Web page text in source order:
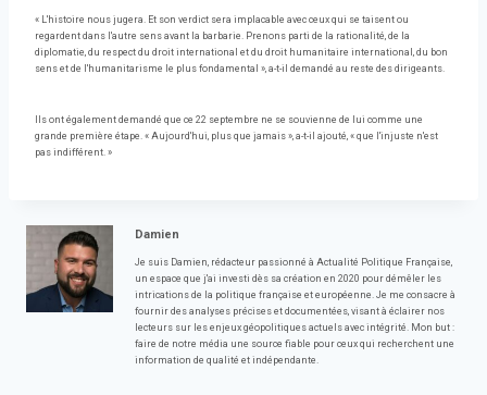
« L'histoire nous jugera. Et son verdict sera implacable avec ceux qui se taisent ou
regardent dans l'autre sens avant la barbarie. Prenons parti de la rationalité, de la
diplomatie, du respect du droit international et du droit humanitaire international, du bon
sens et de l'humanitarisme le plus fondamental », a-t-il demandé au reste des dirigeants.
Ils ont également demandé que ce 22 septembre ne se souvienne de lui comme une
grande première étape. « Aujourd'hui, plus que jamais », a-t-il ajouté, « que l'injuste n'est
pas indifférent. »
Damien
Je suis Damien, rédacteur passionné à Actualité Politique Française,
un espace que j'ai investi dès sa création en 2020 pour démêler les
intrications de la politique française et européenne. Je me consacre à
fournir des analyses précises et documentées, visant à éclairer nos
lecteurs sur les enjeux géopolitiques actuels avec intégrité. Mon but :
faire de notre média une source fiable pour ceux qui recherchent une
information de qualité et indépendante.